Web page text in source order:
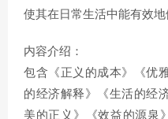
使其在日常生活中能有效地
内容介绍：
包含《正义的成本》《优
的经济解释》《生活的经
美的正义》《效益的源泉